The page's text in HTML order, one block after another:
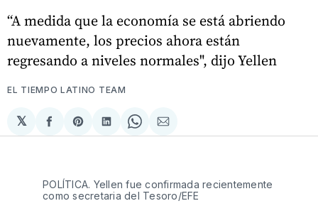
“A medida que la economía se está abriendo
nuevamente, los precios ahora están
regresando a niveles normales", dijo Yellen
EL TIEMPO LATINO TEAM
𝕏
Compartir
en
Share
on
Compartir
en
Share
on
Compartir
via
POLÍTICA. Yellen fue confirmada recientemente
como secretaria del Tesoro/EFE